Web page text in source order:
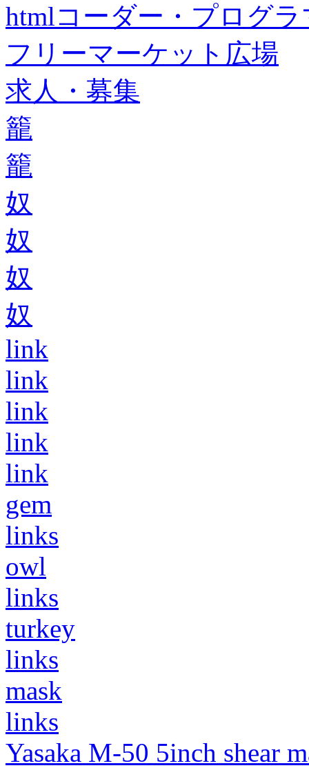
htmlコーダー・プログラ
フリーマーケット広場
求人・募集
籠
籠
奴
奴
奴
奴
link
link
link
link
link
gem
links
owl
links
turkey
links
mask
links
Yasaka M-50 5inch shear